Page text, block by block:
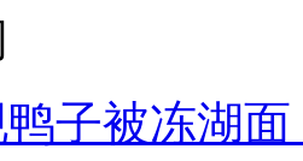
子被冻湖